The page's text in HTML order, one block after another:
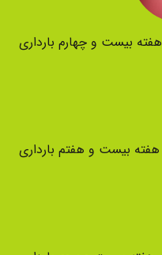
هفته بیست و چهارم بارداری
هفته بیست و هفتم بارداری